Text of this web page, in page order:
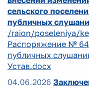
сельского
публичных
/raion/poseleniya/
Распоряжение №
публичных
Устав.docx
04.06.2026